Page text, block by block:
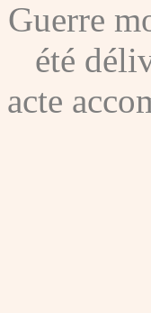
Guerre
été
acte